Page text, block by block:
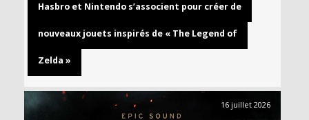
Hasbro et Nintendo s’associent pour créer de
nouveaux jouets inspirés de « The Legend of
Zelda »
16 juillet 2026